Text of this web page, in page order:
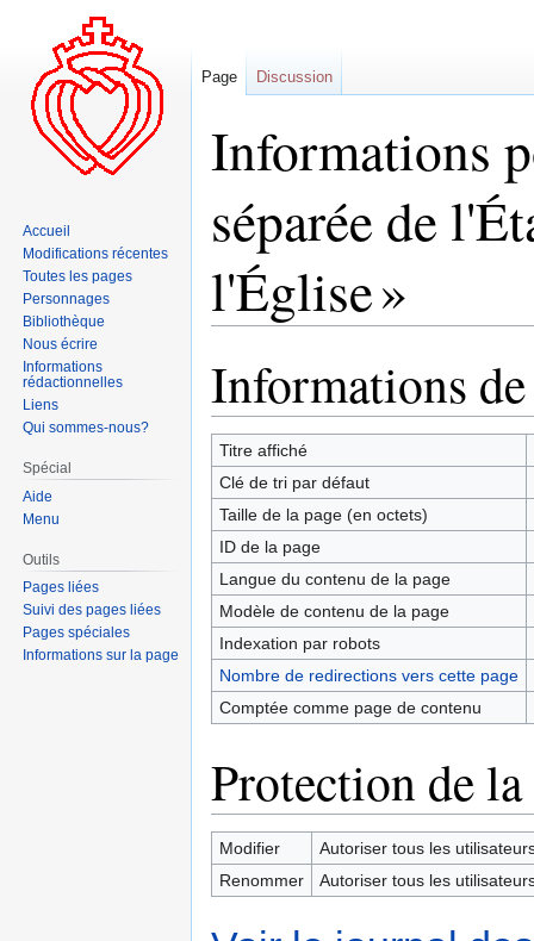
Informations
séparée de
l'Église »
la
navigation
la
recherche
Informations de
Titre affiché
Clé de tri par défaut
Taille de la page (en octets)
ID de la page
Langue du contenu de la page
Modèle de contenu de la page
Indexation par robots
Nombre de redirections vers cette page
Comptée comme page de contenu
Protection de la
Modifier
Autoriser tous les
Renommer
Autoriser tous les
Page Discussion
Accueil
Modifications récentes
Toutes les pages
Personnages
Bibliothèque
Nous écrire
Informations
rédactionnelles
Liens
Qui sommes-nous?
Spécial
Aide
Menu
Outils
Pages liées
Suivi des pages liées
Pages spéciales
Informations sur la page